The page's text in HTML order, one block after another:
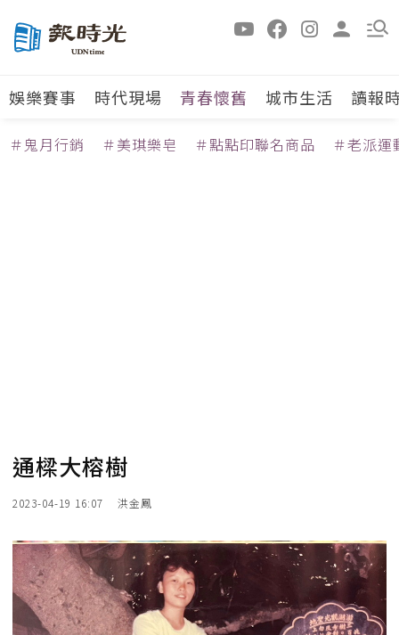
娛樂賽事 時代現場 青春懷舊 城市生活 讀報
＃鬼月行銷 ＃美琪樂皂 ＃點點印聯名商品 ＃老派運
通樑大榕樹
2023-04-19 16:07 洪金鳳